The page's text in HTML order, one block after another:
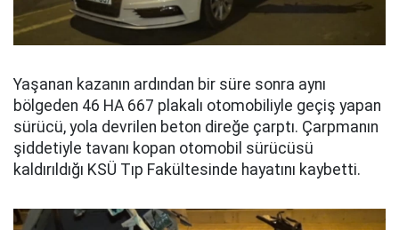
Yaşanan kazanın ardından bir süre sonra aynı
bölgeden 46 HA 667 plakalı otomobiliyle geçiş yapan
sürücü, yola devrilen beton direğe çarptı. Çarpmanın
şiddetiyle tavanı kopan otomobil sürücüsü
kaldırıldığı KSÜ Tıp Fakültesinde hayatını kaybetti.